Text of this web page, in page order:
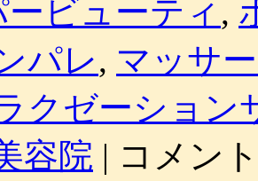
ービューティ ,
パレ, マッサ
クゼーション
容院 | コメン